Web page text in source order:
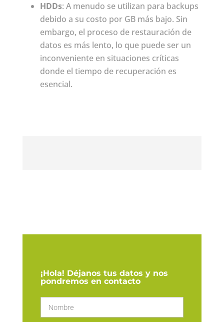
HDDs: A menudo se utilizan para backups
debido a su costo por GB más bajo. Sin
embargo, el proceso de restauración de
datos es más lento, lo que puede ser un
inconveniente en situaciones críticas
donde el tiempo de recuperación es
esencial.
¡Hola! Déjanos tus datos y nos
pondremos en contacto